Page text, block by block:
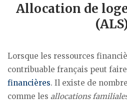
Allocation de
Lorsque les ressources
contribuable français peut faire
financières. Il existe de
comme les allocations